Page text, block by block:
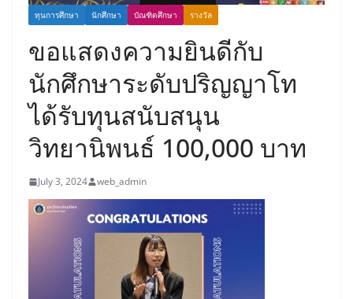
ทุนการศึกษา นักศึกษา บัณฑิตศึกษา รางวัล
ขอแสดงความยินดีกับ
นักศึกษาระดับปริญญาโท
ได้รับทุนสนับสนุน
วิทยานิพนธ์ 100,000 บาท
July 3, 2024 web_admin